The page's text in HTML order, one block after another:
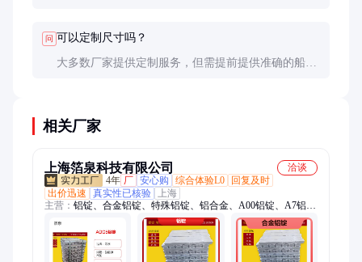
问 可以定制尺寸吗？
大多数厂家提供定制服务，但需提前提供准确的船型
相关厂家
上海箔泉科技有限公司
洽谈
4年 厂 安心购 综合体验L0
回复及时
出价迅速
真实性已核验
上海
主营： 铝锭、合金铝锭、特殊铝锭、铝合金、A00铝锭、A7铝
锭、99.7铝锭、A8铝锭、99.8铝锭、99.85铝锭、99.9铝锭、
ZL101铝锭、ZL111、ZL105铝锭、ZL107铝锭、ZL108铝锭、
43400铝锭、ADC6铝锭、ADC5铝锭、ADC1铝锭、ADC3铝锭、